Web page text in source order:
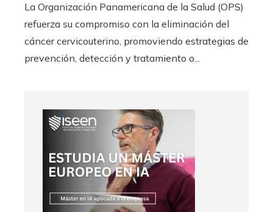
La Organización Panamericana de la Salud (OPS)
refuerza su compromiso con la eliminación del
cáncer cervicouterino, promoviendo estrategias de
prevención, detección y tratamiento o...